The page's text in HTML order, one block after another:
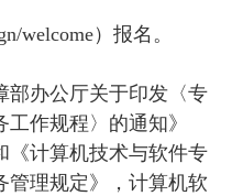
welcome）报名。
部办公厅关于印发〈专
作规程〉的通知》
《计算机技术与软件专
管理规定》，计算机软